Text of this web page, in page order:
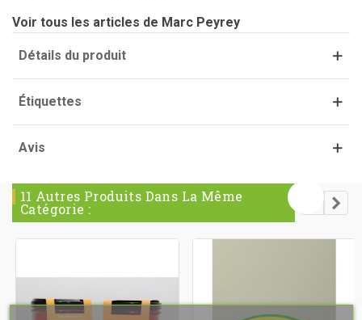
Voir tous les articles de Marc Peyrey
Détails du produit
Étiquettes
Avis
11 Autres Produits Dans La Même
Catégorie :